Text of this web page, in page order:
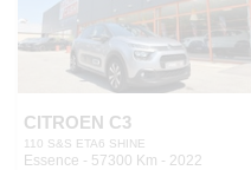
CITROEN C3
110 S&S ETA6 SHINE
Essence - 57300 Km - 2022